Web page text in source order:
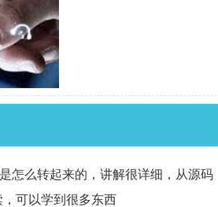
怎么转起来的，讲解很详细，从源码
可以学到很多东西